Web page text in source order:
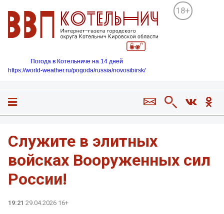
18+
Погода в Котельниче на 14 дней
https://world-weather.ru/pogoda/russia/novosibirsk/
Служите в элитных
войсках Вооруженных сил
России!
19:21 29.04.2026 16+